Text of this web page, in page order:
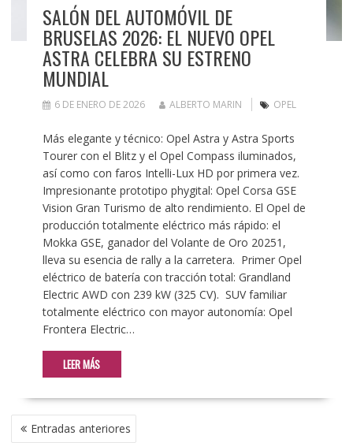
SALÓN DEL AUTOMÓVIL DE
BRUSELAS 2026: EL NUEVO OPEL
ASTRA CELEBRA SU ESTRENO
MUNDIAL
6 DE ENERO DE 2026 ALBERTO MARIN OPEL
Más elegante y técnico: Opel Astra y Astra Sports
Tourer con el Blitz y el Opel Compass iluminados,
así como con faros Intelli-Lux HD por primera vez.
Impresionante prototipo phygital: Opel Corsa GSE
Vision Gran Turismo de alto rendimiento. El Opel de
producción totalmente eléctrico más rápido: el
Mokka GSE, ganador del Volante de Oro 20251,
lleva su esencia de rally a la carretera. Primer Opel
eléctrico de batería con tracción total: Grandland
Electric AWD con 239 kW (325 CV). SUV familiar
totalmente eléctrico con mayor autonomía: Opel
Frontera Electric…
LEER MÁS
NAVEGACIÓN
Entradas anteriores